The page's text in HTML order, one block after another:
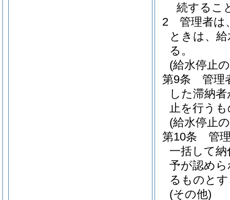
続するこ
2
管理者は
ときは、
る。
(給水停止
第9条
管理
した滞納
止を行う
(給水停止
第10条
管
一括して
予が認め
るものと
(その他)